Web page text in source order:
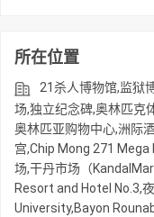
所在位置
21杀人博物馆,监狱
场,独立纪念碑,奥林匹克
奥林匹亚购物中心,洲际
宫,Chip Mong 271 Mega
场,干丹市场（
Resort and Hotel No.3,
University,Bayon